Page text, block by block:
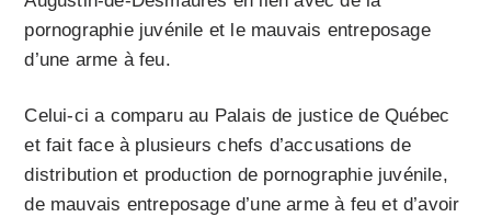
pornographie juvénile et le mauvais entreposage
d’une arme à feu.
Celui-ci a comparu au Palais de justice de Québec
et fait face à plusieurs chefs d’accusations de
distribution et production de pornographie juvénile,
de mauvais entreposage d’une arme à feu et d’avoir